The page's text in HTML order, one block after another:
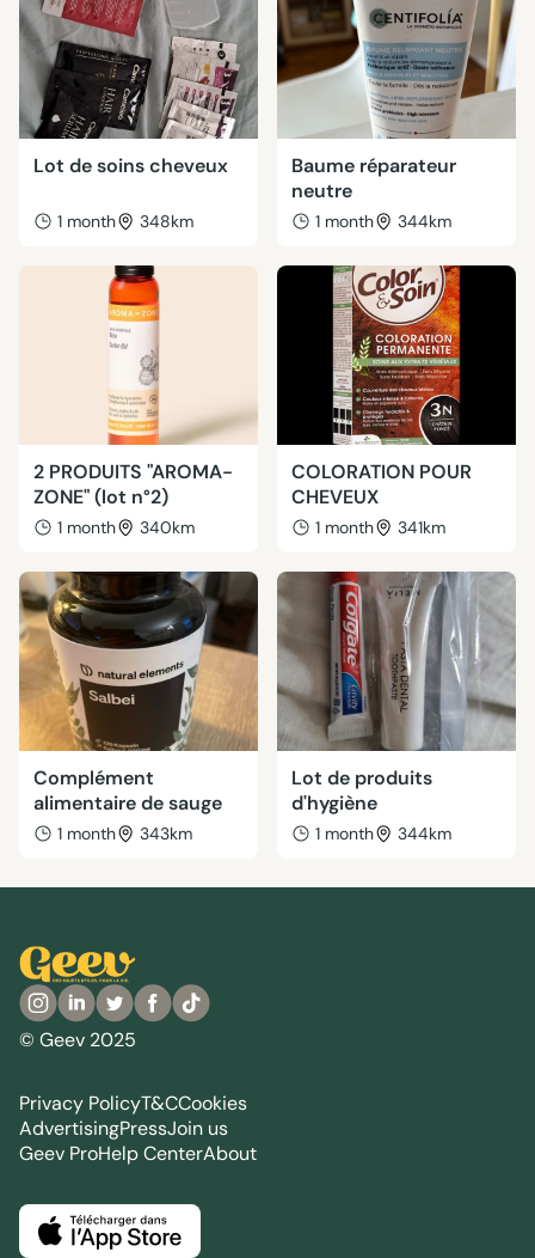
Lot de soins cheveux
1 month 348km
Baume réparateur
neutre
1 month 344km
2 PRODUITS "AROMA-
ZONE" (lot n°2)
1 month 340km
COLORATION POUR
CHEVEUX
1 month 341km
Complément
alimentaire de sauge
1 month 343km
Lot de produits
d'hygiène
1 month 344km
© Geev 2025
Privacy PolicyT&CCookies
AdvertisingPressJoin us
Geev ProHelp CenterAbout